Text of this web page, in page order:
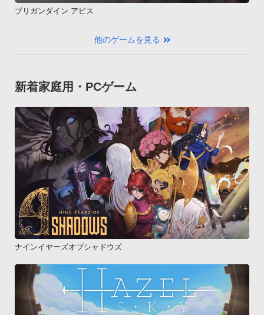
ブリガンダイン アビス
他のゲームを見る
新着家庭用・PCゲーム
ナインイヤーズオブシャドウズ